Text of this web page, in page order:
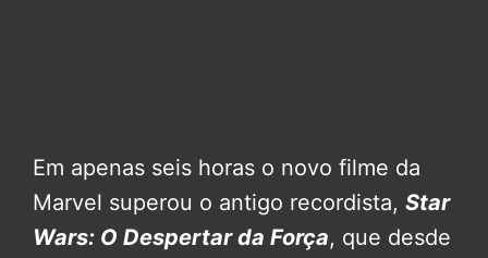
Em apenas seis horas o novo filme da
Marvel superou o antigo recordista, Star
Wars: O Despertar da Força, que desde